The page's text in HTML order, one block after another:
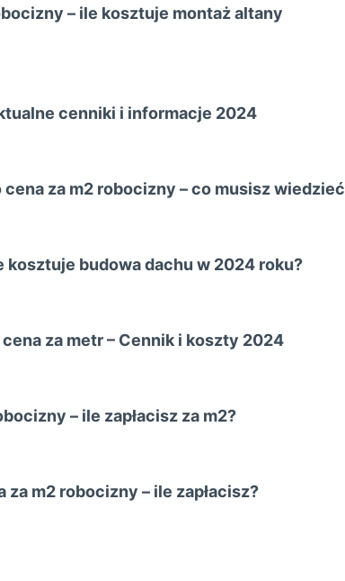
– ile kosztuje montaż altany
cenniki i informacje 2024
za m2 robocizny – co musisz
kosztuje budowa dachu w 2024 roku?
za metr – Cennik i koszty 2024
– ile zapłacisz za m2?
m2 robocizny – ile zapłacisz?